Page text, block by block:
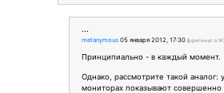
...
metanymous 05 января 2012, 17:30 (оригинал в
Принципиально - в каждый момент.
Однако, рассмотрите такой аналог:
мониторах показывают